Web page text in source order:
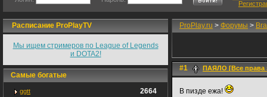
Расписание ProPlayTV
Мы ищем стримеров по League of Legends
и DOTA2!
Самые богатые
ggtt 2664
ProPlay.ru > Форумы >
#1 ПАЯЛО [Все права
В пизде ежа!